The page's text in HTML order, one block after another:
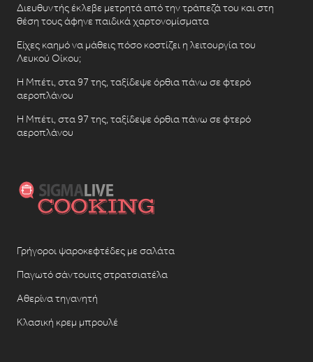
Διευθυντής έκλεβε μετρητά από την τράπεζά του και στη
θέση τους άφηνε παιδικά χαρτονομίσματα
Είχες καημό να μάθεις πόσο κοστίζει η λειτουργία του
Λευκού Οίκου;
Η Μπέτι, στα 97 της, ταξίδεψε όρθια πάνω σε φτερό
αεροπλάνου
Η Μπέτι, στα 97 της, ταξίδεψε όρθια πάνω σε φτερό
αεροπλάνου
Γρήγοροι ψαροκεφτέδες με σαλάτα
Παγωτό σάντουιτς στρατσιατέλα
Αθερίνα τηγανητή
Κλασική κρεμ μπρουλέ